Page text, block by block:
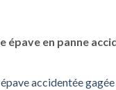
épave en panne
accidentée